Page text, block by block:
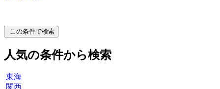
この条件で検索
人気の条件から検索
東海
関西